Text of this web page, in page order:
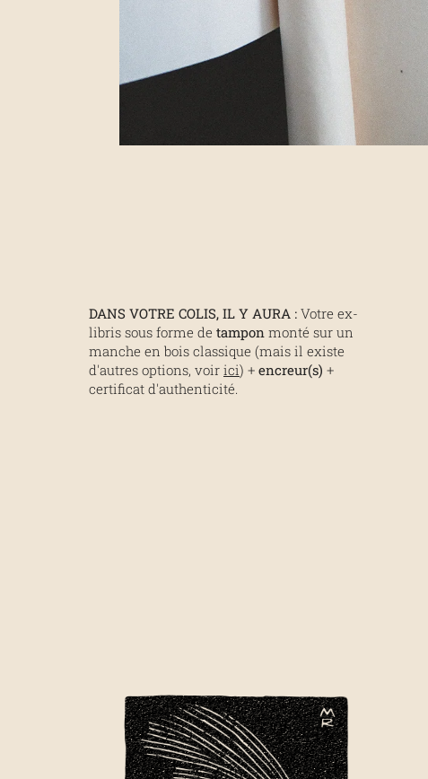
DANS VOTRE COLIS, IL Y AURA : Votre ex-
libris sous forme de tampon monté sur un
manche en bois classique (mais il existe
d'autres options, voir ici) + encreur(s) +
certificat d'authenticité.